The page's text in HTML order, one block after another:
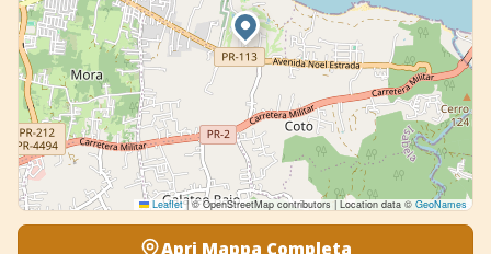
Leaflet |© OpenStreetMap contributors | Location data ©GeoNames
Apri Mappa Completa